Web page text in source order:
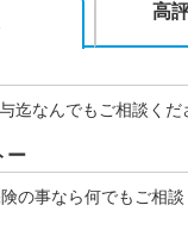
迄なんでもご相談くだ
ー
の事なら何でもご相談
高